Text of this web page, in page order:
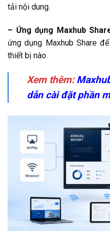
tải nội dung.
– Ứng dụng Maxhub
ứng dụng Maxhub Share
thiết bị nào.
Xem thêm:
dẫn cài đặt phần